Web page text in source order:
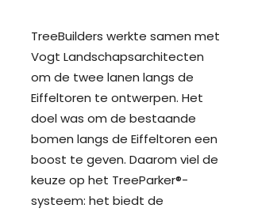
TreeBuilders werkte samen met
Vogt Landschapsarchitecten
om de twee lanen langs de
Eiffeltoren te ontwerpen. Het
doel was om de bestaande
bomen langs de Eiffeltoren een
boost te geven. Daarom viel de
keuze op het TreeParker®-
systeem: het biedt de